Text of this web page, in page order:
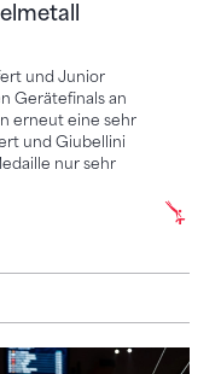
und Junior
Gerätefinals an
erneut eine sehr
und Giubellini
nur sehr
sowie ein